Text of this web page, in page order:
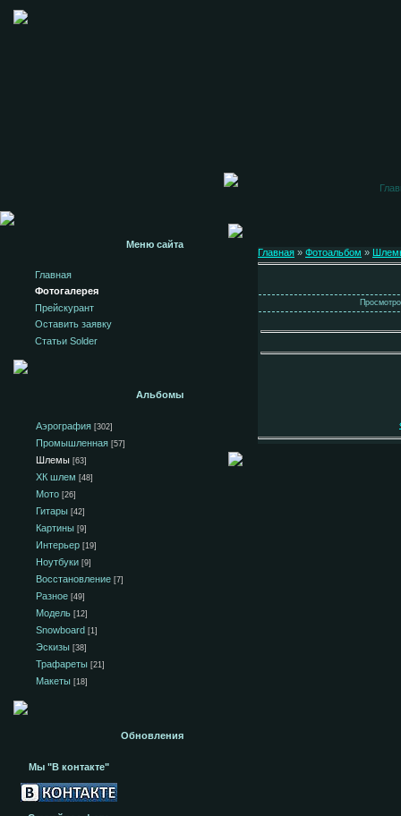
Меню сайта
Главная
Фотогалерея
Прейскурант
Оставить заявку
Статьи Solder
Альбомы
Аэрография [302]
Промышленная [57]
Шлемы [63]
ХК шлем [48]
Мото [26]
Гитары [42]
Картины [9]
Интерьер [19]
Ноутбуки [9]
Восстановление [7]
Разное [49]
Модель [12]
Snowboard [1]
Эскизы [38]
Трафареты [21]
Макеты [18]
Обновления
Мы "В контакте"
Главная » Фотоальбом »